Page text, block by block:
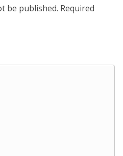
be published. Required